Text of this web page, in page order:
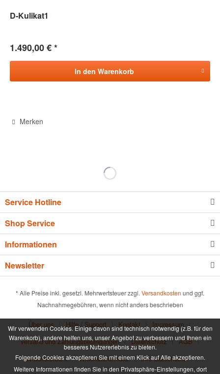
D-Kulikat1
1.490,00 € *
In den Warenkorb
Merken
Service Hotline
Shop Service
Informationen
Newsletter
* Alle Preise inkl. gesetzl. Mehrwertsteuer zzgl. Versandkosten und ggf.
Nachnahmegebühren, wenn nicht anders beschrieben
Über uns Hilfe / Support Kontakt
Impressum
Versand und Zahlungsbedingungen
Datenschutz
AGB
Widerrufsrecht
Widerrufsformular
Info Gutscheine
Wir verwenden Cookies. Einige davon sind technisch notwendig (z.B. für den
Warenkorb), andere helfen uns, unser Angebot zu verbessern und Ihnen ein
besseres Nutzererlebnis zu bieten.
Folgende Cookies akzeptieren Sie mit einem Klick auf Alle akzeptieren.
Weitere Informationen finden Sie in den Privatsphäre-Einstellungen, dort